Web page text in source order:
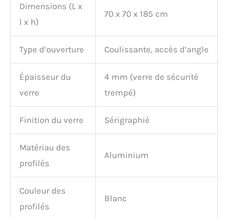
Dimensions (L x
l x h)
70 x 70 x 185 cm
Type d’ouverture Coulissante, accès d’angle
Épaisseur du
verre
4 mm (verre de sécurité
trempé)
Finition du verre Sérigraphié
Matériau des
profilés
Aluminium
Couleur des
profilés
Blanc